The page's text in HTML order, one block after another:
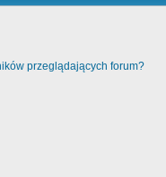
przeglądających forum?